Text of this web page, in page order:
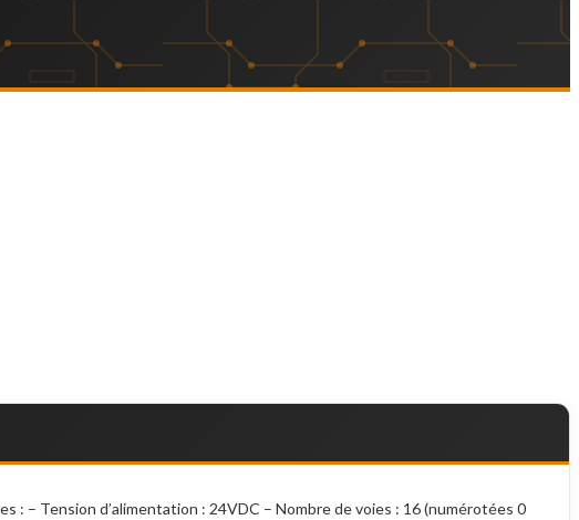
: – Tension d’alimentation : 24VDC – Nombre de voies : 16 (numérotées 0